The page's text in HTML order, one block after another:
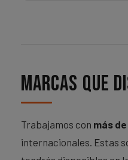
Marcas que
Trabajamos con más
internacionales. Estas